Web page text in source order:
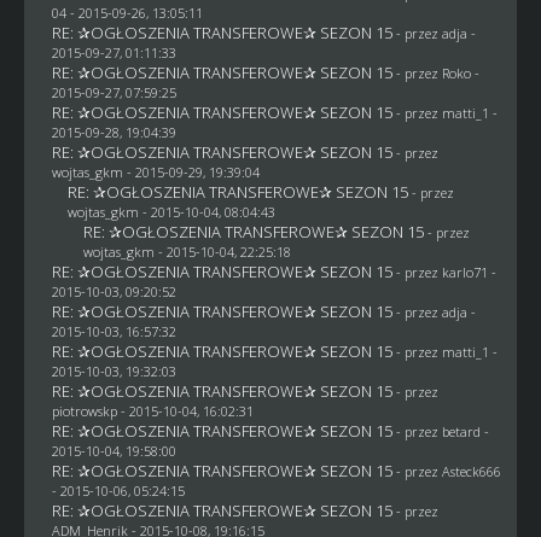
04- 2015-09-26, 13:05:11
RE: ✰OGŁOSZENIA TRANSFEROWE✰ SEZON 15 - przez adja -
2015-09-27, 01:11:33
RE: ✰OGŁOSZENIA TRANSFEROWE✰ SEZON 15 - przez Roko-
2015-09-27, 07:59:25
RE: ✰OGŁOSZENIA TRANSFEROWE✰ SEZON 15 - przez matti_1 -
2015-09-28, 19:04:39
RE: ✰OGŁOSZENIA TRANSFEROWE✰ SEZON 15 - przez
wojtas_gkm - 2015-09-29, 19:39:04
RE: ✰OGŁOSZENIA TRANSFEROWE✰ SEZON 15 - przez
wojtas_gkm - 2015-10-04, 08:04:43
RE: ✰OGŁOSZENIA TRANSFEROWE✰ SEZON 15 - przez
wojtas_gkm - 2015-10-04, 22:25:18
RE: ✰OGŁOSZENIA TRANSFEROWE✰ SEZON 15 - przez karlo71 -
2015-10-03, 09:20:52
RE: ✰OGŁOSZENIA TRANSFEROWE✰ SEZON 15 - przez adja -
2015-10-03, 16:57:32
RE: ✰OGŁOSZENIA TRANSFEROWE✰ SEZON 15 - przez matti_1 -
2015-10-03, 19:32:03
RE: ✰OGŁOSZENIA TRANSFEROWE✰ SEZON 15 - przez
piotrowskp- 2015-10-04, 16:02:31
RE: ✰OGŁOSZENIA TRANSFEROWE✰ SEZON 15 - przez betard -
2015-10-04, 19:58:00
RE: ✰OGŁOSZENIA TRANSFEROWE✰ SEZON 15 - przez Asteck666
- 2015-10-06, 05:24:15
RE: ✰OGŁOSZENIA TRANSFEROWE✰ SEZON 15 - przez
ADM_Henrik - 2015-10-08, 19:16:15